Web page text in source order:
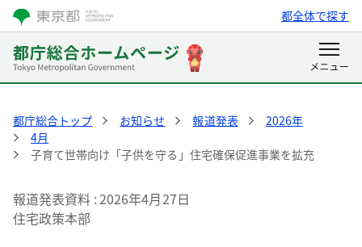
都全体で探す
都庁総合トップ お知らせ 報道発表
2026年
4月
子育て世帯向け「子供を守る」住宅確保促進事業を拡充
報道発表資料 2026年4月27日
住宅政策本部